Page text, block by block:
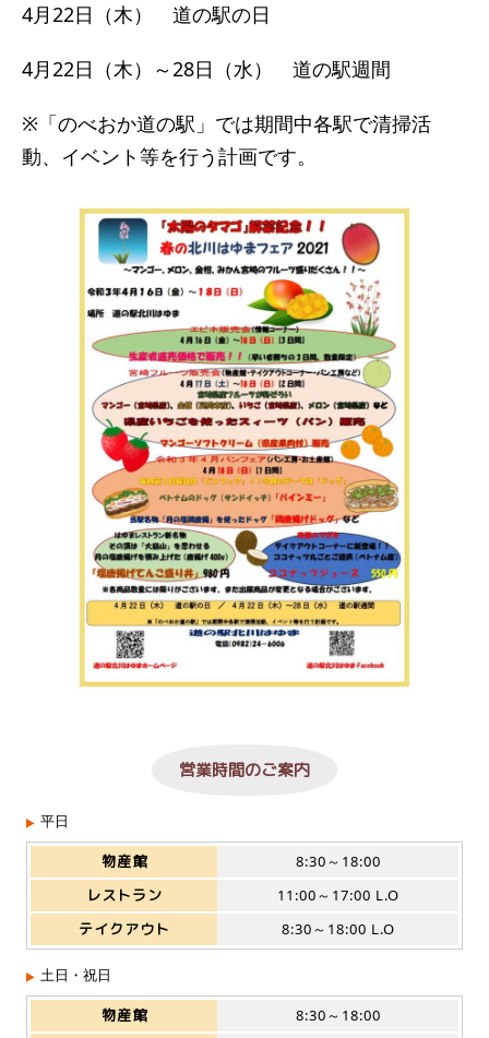
4月22日（木） 道の駅の日
4月22日（木）～28日（水） 道の駅週間
※「のべおか道の駅」では期間中各駅で清掃活
動、イベント等を行う計画です。
営業時間のご案内
平日
物産館
8:30～18:00
レストラン
11:00～17:00 L.O
テイクアウト
8:30～18:00 L.O
土日・祝日
物産館
8:30～18:00